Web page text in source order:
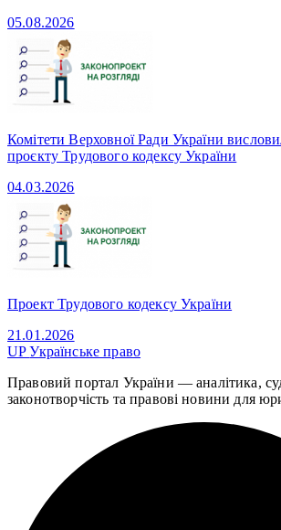
05.08.2026
Комітети Верховної Ради України
проєкту Трудового кодексу України
04.03.2026
Проект Трудового кодексу України
21.01.2026
UPУкраїнське право
Правовий портал України — аналітика,
законотворчість та правові новини для